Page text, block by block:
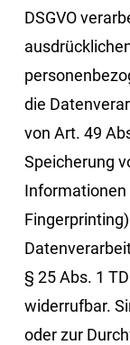
DSGVO
die
von Art. 49
Speicherung
Informationen
§ 25 Abs. 1
widerrufbar.
oder zur